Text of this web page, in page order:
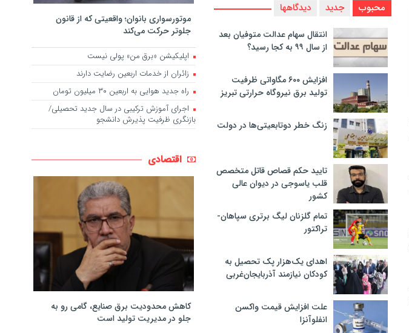
محبوب جدید دیدگاهها
انتقال سهام عدالت متوفیان بعد
از سال ۹۹ به کجا رسید؟
افزایش ۶۰۰ مگاواتی ظرفیت
تولید برق نیروگاه حرارتی تبریز
زنگ خطر دوتابعیتی‌ها در دولت
تایید حکم قصاص قاتل متخصص
قلب یاسوجی در دیوان عالی
کشور
تمام گلزنان لیگ‌ برتری سپاهان-
تراکتور
اهدای یک‌هزار پک تحصیل به
کودکان نیازمند آذربایجان‌غربی
علت افزایش قیمت واکسن
انفلوآنزا
موتورسواری بانوان؛ واقعیتی که از قانون
جلوتر حرکت می‌کند
اپلیکیشن «برق من» پولی نیست
زائران از خدمات اربعین رضایت دارند
راه جدید هوایی به اربعین ۳۰ میلیون تومان
اجرای آموزش ترکیبی در سال جدید تحصیلی/
بازنگری ظرفیت پذیرش دانشجو
اقتصادی
کاهش محدودیت برق صنایع، گامی رو به
جلو در مدیریت تولید است